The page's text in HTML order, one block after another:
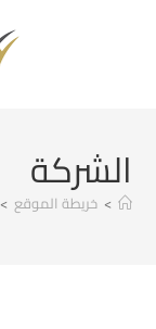
الشركة
> خريطة الموقع >